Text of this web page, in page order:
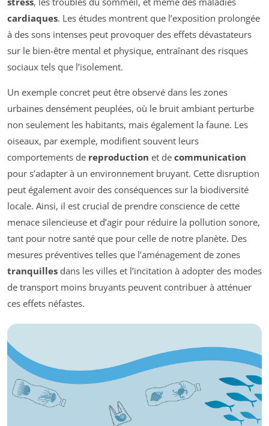
cardiaques. Les études montrent que l’exposition prolongée
à des sons intenses peut provoquer des effets dévastateurs
sur le bien-être mental et physique, entraînant des risques
sociaux tels que l’isolement.
Un exemple concret peut être observé dans les zones
urbaines densément peuplées, où le bruit ambiant perturbe
non seulement les habitants, mais également la faune. Les
oiseaux, par exemple, modifient souvent leurs
comportements de reproduction et de communication
pour s’adapter à un environnement bruyant. Cette disruption
peut également avoir des conséquences sur la biodiversité
locale. Ainsi, il est crucial de prendre conscience de cette
menace silencieuse et d’agir pour réduire la pollution sonore,
tant pour notre santé que pour celle de notre planète. Des
mesures préventives telles que l’aménagement de zones
tranquilles dans les villes et l’incitation à adopter des modes
de transport moins bruyants peuvent contribuer à atténuer
ces effets néfastes.